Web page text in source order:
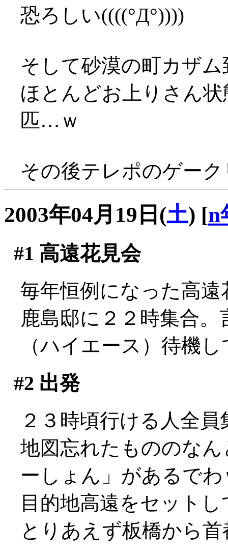
恐ろしい((((°Д°))))
そして砂漠の町カザム
ほとんどお上りさん
匹…ｗ
その後テレポのゲー
2003年04月19日(土) [n
#1 高遠花見会
毎年恒例になった高
鹿島邸に２２時集合
（ハイエース）待機
#2 出発
２３時頃行ける人全
地図忘れたもののな
ーしょん」があるでわ
目的地高遠をセット
とりあえず板橋から